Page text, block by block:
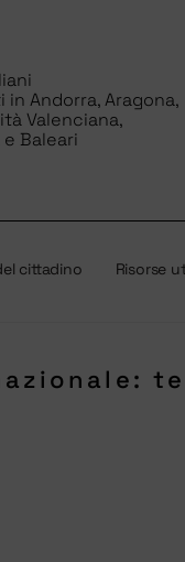
in Andorra, Aragona,
Valenciana,
Baleari
cittadino Risorse